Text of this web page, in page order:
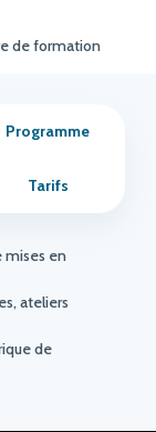
de formation
Programme
Tarifs
mises en
ateliers
de